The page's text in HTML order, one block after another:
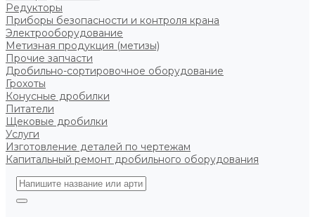
Редукторы
Приборы безопасности и контроля крана
Электрооборудование
Метизная продукция (метизы)
Прочие запчасти
Дробильно-сортировочное оборудование
Грохоты
Конусные дробилки
Питатели
Щековые дробилки
Услуги
Изготовление деталей по чертежам
Капитальный ремонт дробильного оборудования